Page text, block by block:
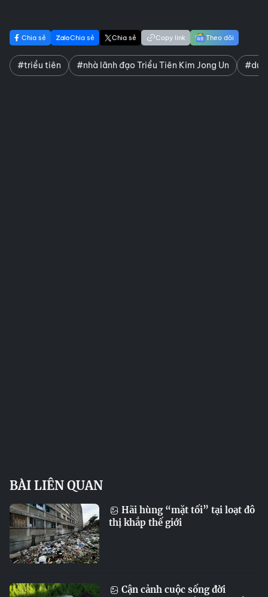
Chia sẻ Chia sẻ Chia sẻ Copy link Theo dõi
#triều tiên #nhà lãnh đạo Triều Tiên Kim Jong Un #du
BÀI LIÊN QUAN
Hãi hùng “mặt tối” tại loạt đô
thị khắp thế giới
Cận cảnh cuộc sống đời